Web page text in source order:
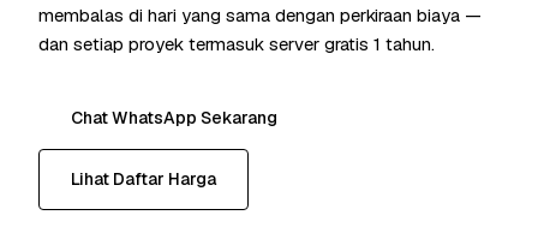
membalas di hari yang sama dengan perkiraan biaya —
dan setiap proyek termasuk server gratis 1 tahun.
Chat WhatsApp Sekarang
Lihat Daftar Harga